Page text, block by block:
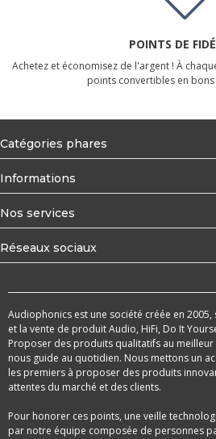
POINTS DE
Achetez et économisez de l'argent ! À
points convertibles en
Catégories phares
Informations
Nos services
Réseaux sociaux
Audiophonics est une société créée en
et la vente de produit Audio, HiFi, Do It
Proposer des produits qualitatifs au
nous guide au quotidien. Nous mettons un
les premiers à proposer des produits
attentes du marché et des clients.
Pour honorer ces points, une veille
par notre équipe composée de personnes